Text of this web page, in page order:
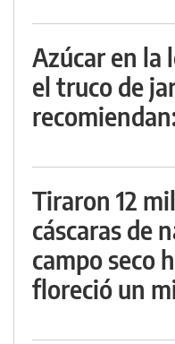
Azúcar en la
el truco de
Tiraron 12
cáscaras de
campo seco
floreció un